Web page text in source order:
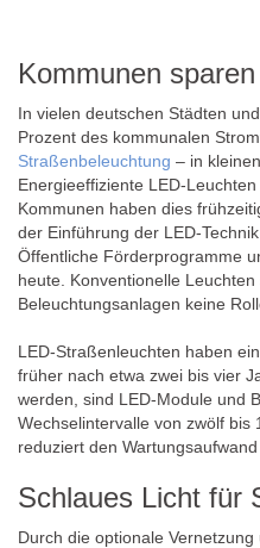
Kommunen
In vielen deutschen Städten
Prozent des kommunalen
Straßenbeleuchtung – in
Energieeffiziente LED-
Kommunen haben dies
der Einführung der LED-
Öffentliche Förderprogramme
heute. Konventionelle
Beleuchtungsanlagen keine
LED-Straßenleuchten haben
früher nach etwa zwei bis vier
werden, sind LED-Module und
Wechselintervalle von zwölf bis
reduziert den Wartungsaufwand
Schlaues Licht für
Durch die optionale